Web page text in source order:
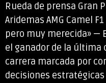
Rueda de prensa Gran
Aridemas AMG Camel
pero muy merecida» —
el ganador de la última
carrera marcada por
decisiones